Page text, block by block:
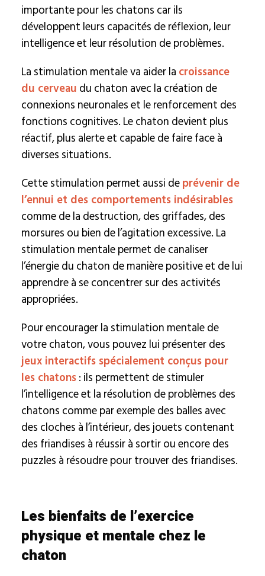
importante pour les chatons car ils
développent leurs capacités de réflexion, leur
intelligence et leur résolution de problèmes.
La stimulation mentale va aider la croissance
du cerveau du chaton avec la création de
connexions neuronales et le renforcement des
fonctions cognitives. Le chaton devient plus
réactif, plus alerte et capable de faire face à
diverses situations.
Cette stimulation permet aussi deprévenir de
l’ennui et des comportements indésirables
comme de la destruction, des griffades, des
morsures ou bien de l’agitation excessive. La
stimulation mentale permet de canaliser
l’énergie du chaton de manière positive et de lui
apprendre à se concentrer sur des activités
appropriées.
Pour encourager la stimulation mentale de
votre chaton, vous pouvez lui présenter des
jeux interactifs spécialement conçus pour
les chatons: ils permettent de stimuler
l’intelligence et la résolution de problèmes des
chatons comme par exemple des balles avec
des cloches à l’intérieur, des jouets contenant
des friandises à réussir à sortir ou encore des
puzzles à résoudre pour trouver des friandises.
Les bienfaits de l’exercice
physique et mentale chez le
chaton